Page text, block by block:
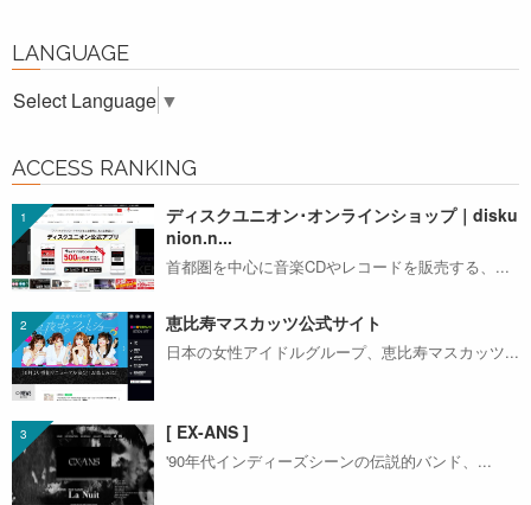
LANGUAGE
Select Language ▼
ACCESS RANKING
ディスクユニオン･オンラインショップ｜disku
nion.n...
首都圏を中心に音楽CDやレコードを販売する、...
恵比寿マスカッツ公式サイト
日本の女性アイドルグループ、恵比寿マスカッツ...
[ EX-ANS ]
'90年代インディーズシーンの伝説的バンド、...